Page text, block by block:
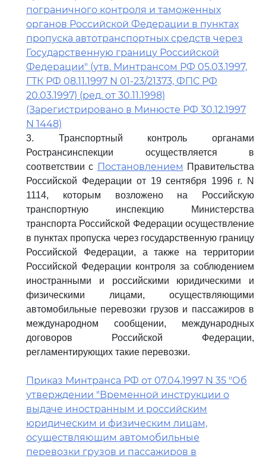
пограничного контроля и таможенных
органов Российской Федерации в пунктах
пропуска автотранспортных средств через
Государственную границу Российской
Федерации" (утв. Минтрансом РФ 05.03.1997,
ГТК РФ 08.11.1997 N 01-23/21373, ФПС РФ
20.03.1997) (ред. от 30.11.1998)
(Зарегистрировано в Минюсте РФ 30.12.1997
N 1448)
3. Транспортный контроль органами
Ространсинспекции осуществляется в
соответствии с Постановлением Правительства
Российской Федерации от 19 сентября 1996 г. N
1114, которым возложено на Российскую
транспортную инспекцию Министерства
транспорта Российской Федерации осуществление
в пунктах пропуска через государственную границу
Российской Федерации, а также на территории
Российской Федерации контроля за соблюдением
иностранными и российскими юридическими и
физическими лицами, осуществляющими
автомобильные перевозки грузов и пассажиров в
международном сообщении, международных
договоров Российской Федерации,
регламентирующих такие перевозки.
Приказ Минтранса РФ от 07.04.1997 N 35 "Об
утверждении "Временной инструкции о
выдаче иностранным и российским
юридическим и физическим лицам,
осуществляющим автомобильные
перевозки грузов и пассажиров в